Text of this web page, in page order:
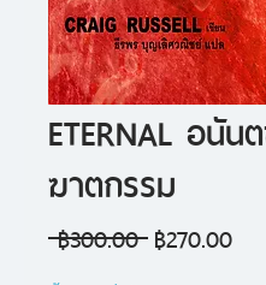
ETERNAL อนัน
ฆาตกรรม
฿300.00 ราคา
฿270.00ราคา